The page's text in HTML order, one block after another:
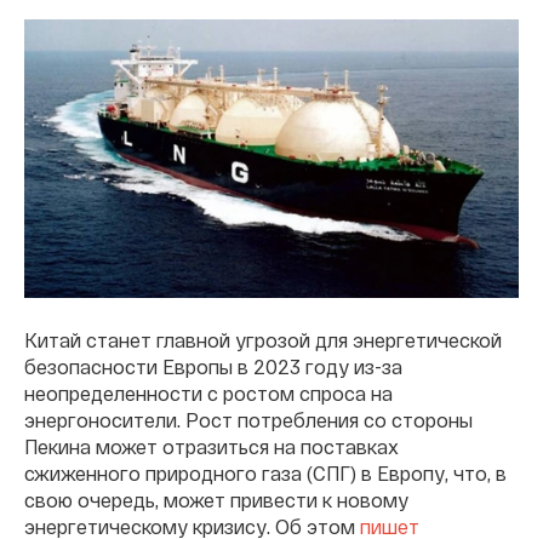
Китай станет главной угрозой для энергетической
безопасности Европы в 2023 году из-за
неопределенности с ростом спроса на
энергоносители. Рост потребления со стороны
Пекина может отразиться на поставках
сжиженного природного газа (СПГ) в Европу, что, в
свою очередь, может привести к новому
энергетическому кризису. Об этом пишет